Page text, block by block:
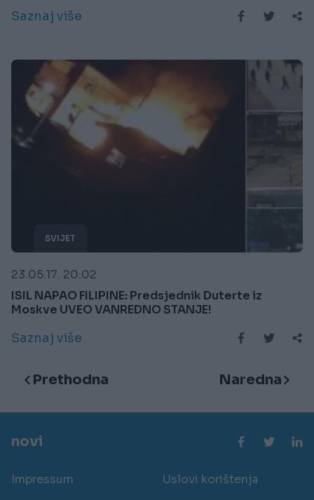
Saznaj više
SVIJET
23.05.17. 20:02
ISIL NAPAO FILIPINE: Predsjednik Duterte iz
Moskve UVEO VANREDNO STANJE!
Saznaj više
Prethodna Naredna
novi
Impressum
Uslovi korištenja